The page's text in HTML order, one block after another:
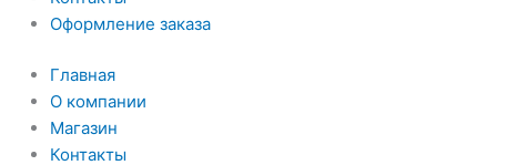
Оформление заказа
Главная
О компании
Магазин
Контакты